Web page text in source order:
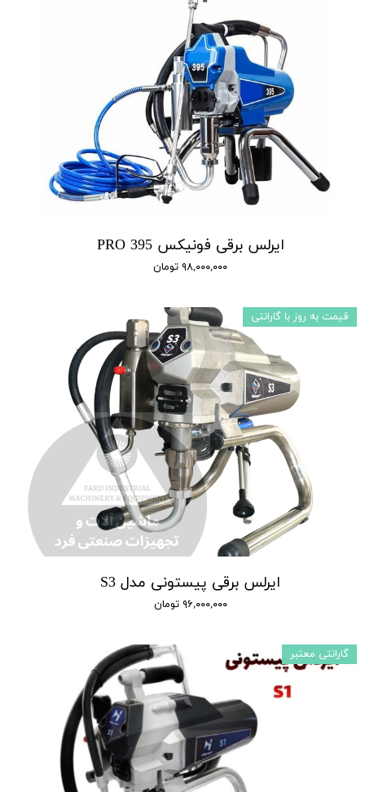
ایرلس برقی فونیکس 395 PRO
۹۸,۰۰۰,۰۰۰ تومان
ایرلس برقی پیستونی مدل S3
۹۶,۰۰۰,۰۰۰ تومان
قیمت به روز با گارانتی
گارانتی معتبر